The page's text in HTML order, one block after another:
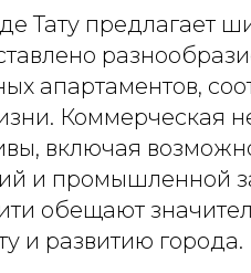
Тату предлагает
апартаментов,
Коммерческая
включая
и промышленной
обещают
и развитию города.